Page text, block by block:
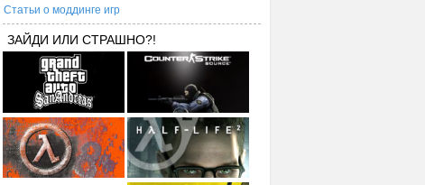
Статьи о моддинге игр
ЗАЙДИ ИЛИ СТРАШНО?!